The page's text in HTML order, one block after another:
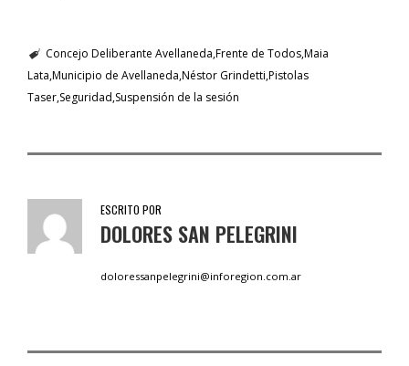
Concejo Deliberante Avellaneda Frente de TodosMaia
Lata Municipio de Avellaneda Néstor Grindetti Pistolas
Taser Seguridad Suspensión de la sesión
ESCRITO POR
DOLORES SAN PELEGRINI
doloressanpelegrini@inforegion.com.ar